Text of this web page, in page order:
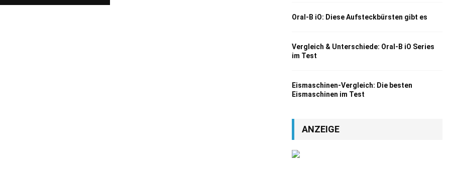
Oral-B iO: Diese Aufsteckbürsten gibt es
Vergleich & Unterschiede: Oral-B iO Series
im Test
Eismaschinen-Vergleich: Die besten
Eismaschinen im Test
ANZEIGE